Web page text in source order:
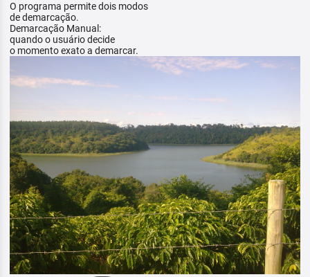
O programa permite dois modos
de demarcação.
Demarcação Manual:
quando o usuário decide
o momento exato a demarcar.